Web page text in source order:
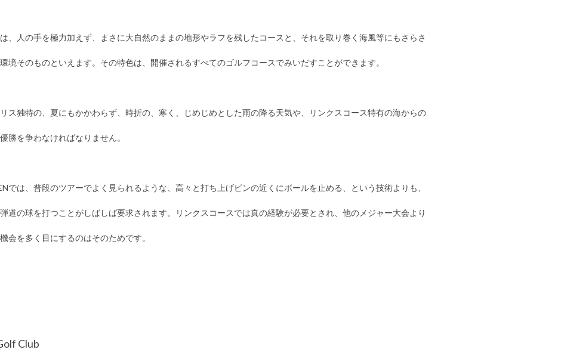
、人の手を極力加えず、まさに大自然のままの地形やラフを残したコースと、それを取り巻く海風等にもさらさ
境そのものといえます。その特色は、開催されるすべてのゴルフコースでみいだすことができます。
ス独特の、夏にもかかわらず、時折の、寒く、じめじめとした雨の降る天気や、リンクスコース特有の海からの
勝を争わなければなりません。
では、普段のツアーでよく見られるような、高々と打ち上げピンの近くにボールを止める、という技術よりも、
道の球を打つことがしばしば要求されます。リンクスコースでは真の経験が必要とされ、他のメジャー大会より
会を多く目にするのはそのためです。
Club